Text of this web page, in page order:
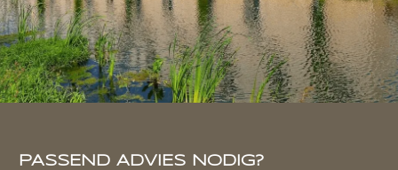
PASSEND ADVIES NODIG?